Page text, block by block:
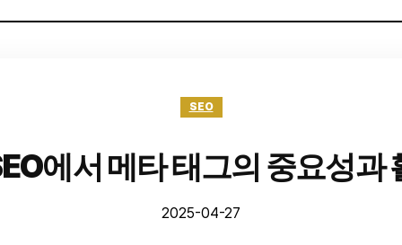
SEO
에서 메타 태그의 중요성과
2025-04-27